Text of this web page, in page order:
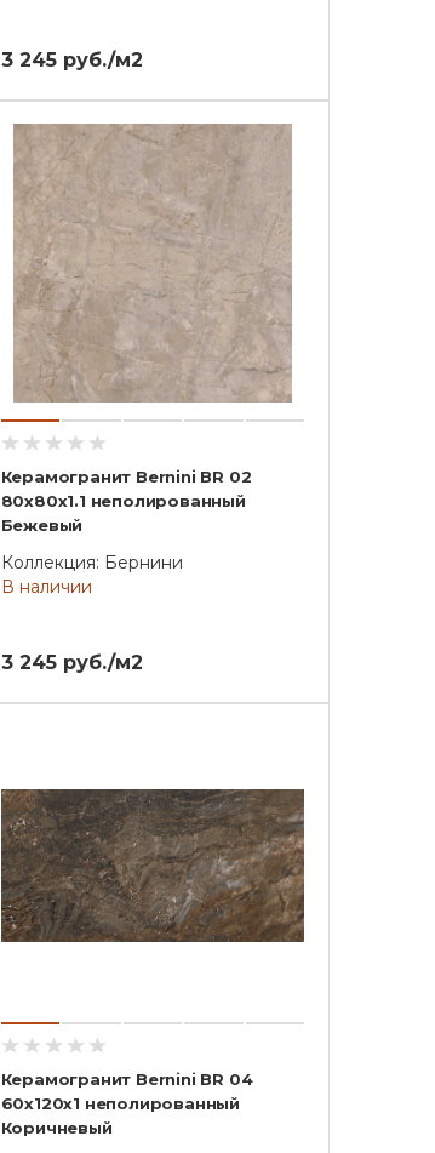
3 245 руб./м2
Керамогранит Bernini BR 02
80x80x1.1 неполированный
Бежевый
Коллекция: Бернини
В наличии
3 245 руб./м2
Керамогранит Bernini BR 04
60x120x1 неполированный
Коричневый